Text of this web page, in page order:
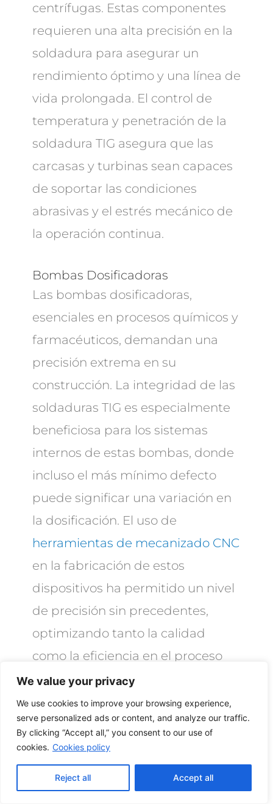
We value your privacy
We use cookies to improve your browsing experience,
serve personalized ads or content, and analyze our traffic.
By clicking “Accept all,” you consent to our use of
cookies. Cookies policy
Reject all Accept all
centrífugas. Estas componentes
requieren una alta precisión en la
soldadura para asegurar un
rendimiento óptimo y una línea de
vida prolongada. El control de
temperatura y penetración de la
soldadura TIG asegura que las
carcasas y turbinas sean capaces
de soportar las condiciones
abrasivas y el estrés mecánico de
la operación continua.
Bombas Dosificadoras
Las bombas dosificadoras,
esenciales en procesos químicos y
farmacéuticos, demandan una
precisión extrema en su
construcción. La integridad de las
soldaduras TIG es especialmente
beneficiosa para los sistemas
internos de estas bombas, donde
incluso el más mínimo defecto
puede significar una variación en
la dosificación. El uso de
herramientas de mecanizado CNC
en la fabricación de estos
dispositivos ha permitido un nivel
de precisión sin precedentes,
optimizando tanto la calidad
como la eficiencia en el proceso
de producción. La
mecanizado CNCes fundamental
para asegurar que las bombas y
válvulas industriales cumplan con
los estándares de calidad y
rendimiento exigidos en